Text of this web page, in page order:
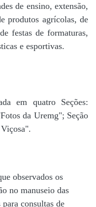
de ensino, extensão,
produtos agrícolas, de
festas de formaturas,
e esportivas.
em quatro Seções:
da Uremg"; Seção
observados os
no manuseio das
consultas de